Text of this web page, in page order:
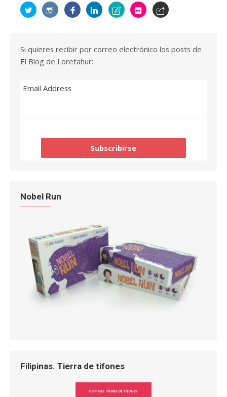
Si quieres recibir por correo electrónico los posts de
El Blog de Loretahur:
Email Address
Nobel Run
Filipinas. Tierra de tifones